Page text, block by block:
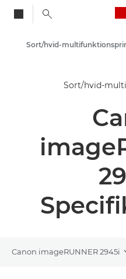
Løsninger og services
Sort/hvid-
Canon imageRUNNER 2945i